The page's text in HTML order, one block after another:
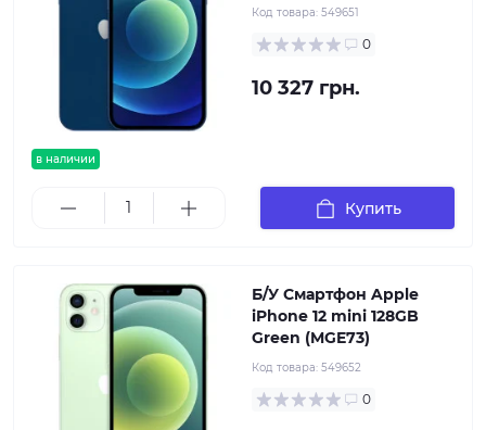
в наличии
Код товара: 549651
0
10 327 грн.
Купить
Б/У Смартфон Apple
iPhone 12 mini 128GB
Green (MGE73)
Код товара: 549652
0